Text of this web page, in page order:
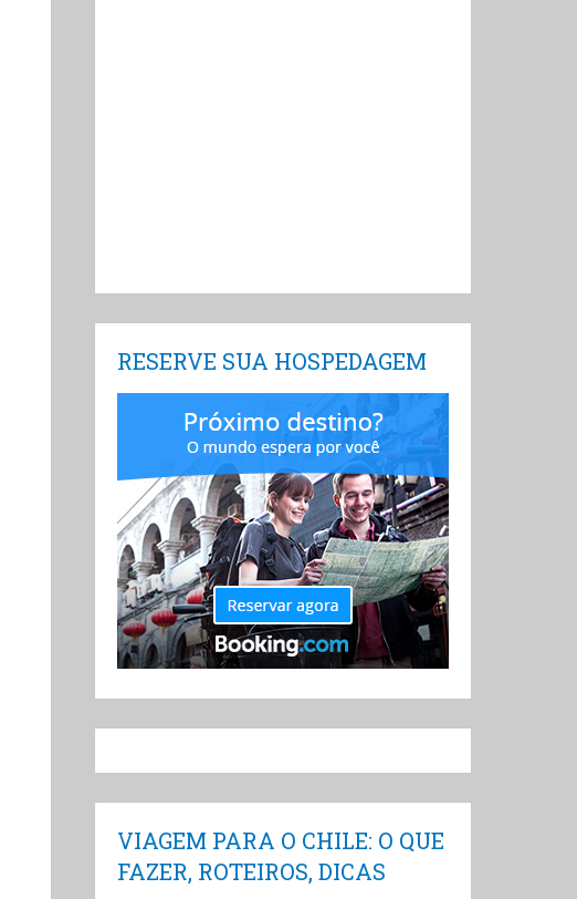
RESERVE SUA HOSPEDAGEM
VIAGEM PARA O CHILE: O QUE
FAZER, ROTEIROS, DICAS